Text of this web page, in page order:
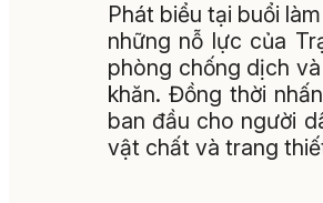
Phát biểu tại buổi
những nỗ lực của
phòng chống dịch
khăn. Đồng thời
ban đầu cho người
vật chất và trang